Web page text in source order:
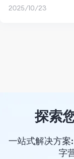
2025/10/23
探索
一站式解决方案
字